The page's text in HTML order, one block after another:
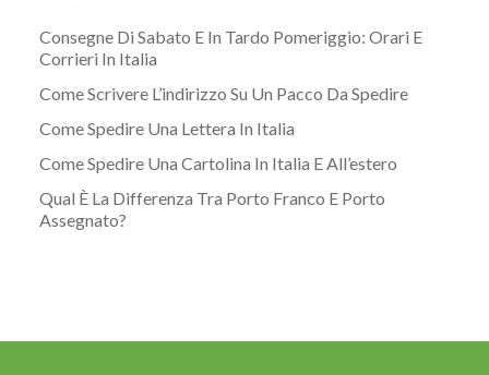
Consegne Di Sabato E In Tardo Pomeriggio: Orari E
Corrieri In Italia
Come Scrivere L’indirizzo Su Un Pacco Da Spedire
Come Spedire Una Lettera In Italia
Come Spedire Una Cartolina In Italia E All’estero
Qual È La Differenza Tra Porto Franco E Porto
Assegnato?